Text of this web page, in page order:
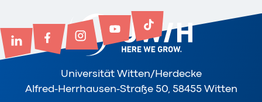
Universität Witten/Herdecke
Alfred-Herrhausen-Straße 50, 58455 Witten